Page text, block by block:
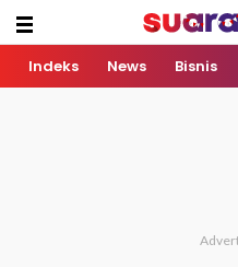
Indeks News Bisnis